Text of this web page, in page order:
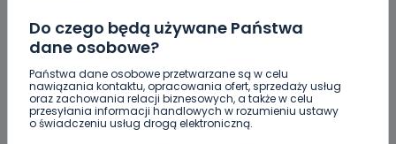
Do czego będą używane Państwa
dane osobowe?
Państwa dane osobowe przetwarzane są w celu
nawiązania kontaktu, opracowania ofert, sprzedaży usług
oraz zachowania relacji biznesowych, a także w celu
przesyłania informacji handlowych w rozumieniu ustawy
o świadczeniu usług drogą elektroniczną.